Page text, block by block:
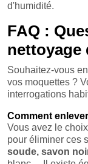
d'humidité.
FAQ :
nettoyage
Souhaitez-vous
vos moquettes ?
interrogations
Comment
Vous avez le
pour éliminer ces
soude, savon